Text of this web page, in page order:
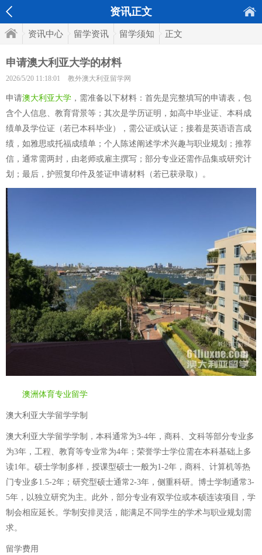
资讯正文
资讯中心 留学资讯 留学须知 正文
申请澳大利亚大学的材料
2026/5/20 11:18:01 教外澳大利亚留学网
申请澳大利亚大学 ，需准备以下材料：首先是完整填写的申请表，包
含个人信息、教育背景等；其次是学历证明，如高中毕业证、本科成
绩单及学位证（若已本科毕业），需公证或认证；接着是英语语言成
绩，如雅思或托福成绩单；个人陈述阐述学术兴趣与职业规划；推荐
信，通常需两封，由老师或雇主撰写；部分专业还需作品集或研究计
划；最后，护照复印件及签证申请材料（若已获录取）。
澳洲体育专业留学
澳大利亚大学留学学制
澳大利亚大学留学学制，本科通常为3-4年，商科、文科等部分专业多
为3年，工程、教育等专业常为4年；荣誉学士学位需在本科基础上多
读1年。硕士学制多样，授课型硕士一般为1-2年，商科、计算机等热
门专业多1.5-2年；研究型硕士通常2-3年，侧重科研。博士学制通常3-
5年，以独立研究为主。此外，部分专业有双学位或本硕连读项目，学
制会相应延长。学制安排灵活，能满足不同学生的学术与职业规划需
求。
留学费用